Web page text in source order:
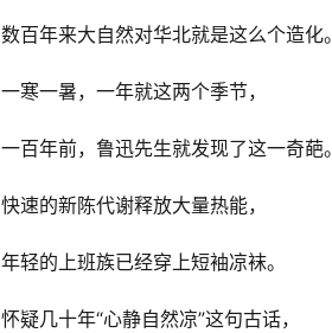
数百年来大自然对华北就是这么个造化。
一寒一暑，一年就这两个季节，
一百年前，鲁迅先生就发现了这一奇葩。
快速的新陈代谢释放大量热能，
年轻的上班族已经穿上短袖凉袜。
怀疑几十年“心静自然凉”这句古话，